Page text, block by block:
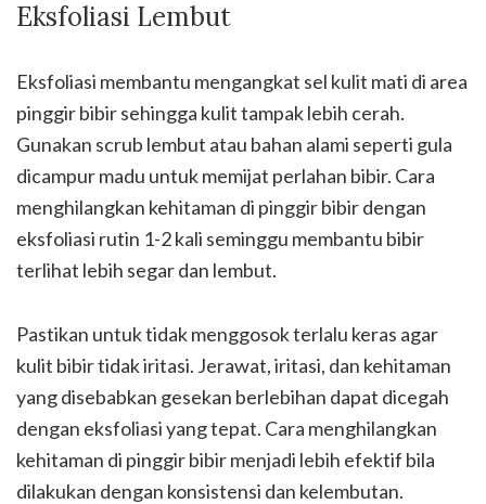
Eksfoliasi Lembut
Eksfoliasi membantu mengangkat sel kulit mati di area
pinggir bibir sehingga kulit tampak lebih cerah.
Gunakan scrub lembut atau bahan alami seperti gula
dicampur madu untuk memijat perlahan bibir. Cara
menghilangkan kehitaman di pinggir bibir dengan
eksfoliasi rutin 1-2 kali seminggu membantu bibir
terlihat lebih segar dan lembut.
Pastikan untuk tidak menggosok terlalu keras agar
kulit bibir tidak iritasi. Jerawat, iritasi, dan kehitaman
yang disebabkan gesekan berlebihan dapat dicegah
dengan eksfoliasi yang tepat. Cara menghilangkan
kehitaman di pinggir bibir menjadi lebih efektif bila
dilakukan dengan konsistensi dan kelembutan.